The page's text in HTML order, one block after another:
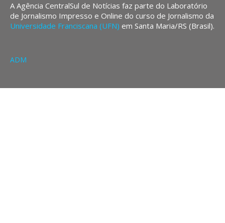
A Agência CentralSul de Notícias faz parte do Laboratório
de Jornalismo Impresso e Online do curso de Jornalismo da
Universidade Franciscana (UFN) em Santa Maria/RS (Brasil).
ADM